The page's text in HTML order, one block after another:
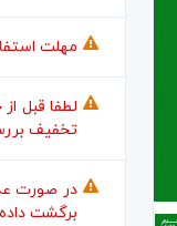
مهلت
لطفا قبل
تخفیف
در صورت
برگشت